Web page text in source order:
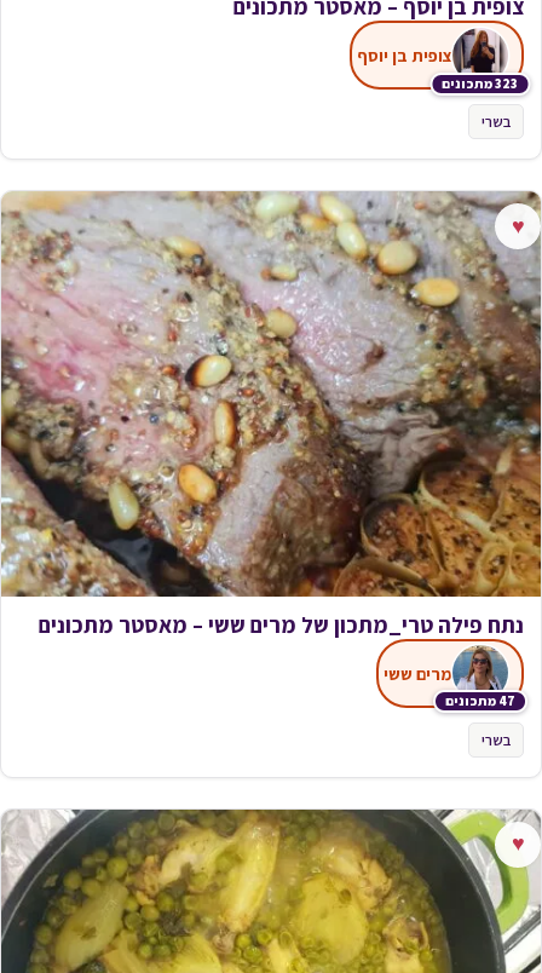
צופית בן יוסף – מאסטר מתכונים
323 מתכונים
צופית בן יוסף
בשרי
♥
נתח פילה טרי_מתכון של מרים ששי – מאסטר מתכונים
47 מתכונים
מרים ששי
בשרי
♥